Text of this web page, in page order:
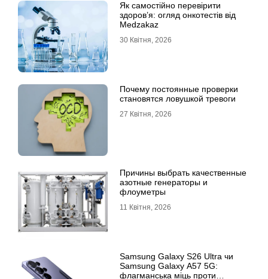
Як самостійно перевірити
здоров’я: огляд онкотестів від
Medzakaz
30 Квітня, 2026
Почему постоянные проверки
становятся ловушкой тревоги
27 Квітня, 2026
Причины выбрать качественные
азотные генераторы и
флоуметры
11 Квітня, 2026
Samsung Galaxy S26 Ultra чи
Samsung Galaxy A57 5G:
флагманська міць проти